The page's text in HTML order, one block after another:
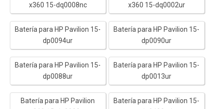
x360 15-dq0008nc
x360 15-dq0002ur
Batería para HP Pavilion 15-
dp0094ur
Batería para HP Pavilion 15-
dp0090ur
Batería para HP Pavilion 15-
dp0088ur
Batería para HP Pavilion 15-
dp0013ur
Batería para HP Pavilion
Batería para HP Pavilion 15-